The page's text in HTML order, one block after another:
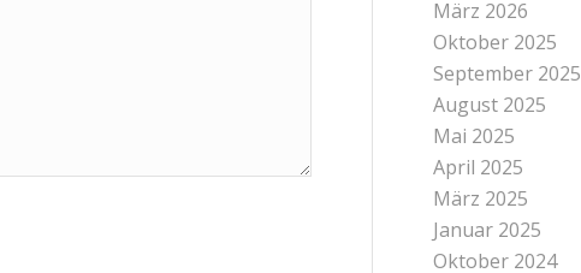
März 2026
Oktober 2025
September 2025
August 2025
Mai 2025
April 2025
März 2025
Januar 2025
Oktober 2024